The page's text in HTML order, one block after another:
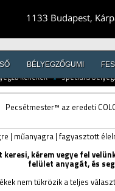
1133 Budapest,
BÉLYEGZŐGUMI
kellékek // Speciális
Pecsétmester™ az eredeti
| műanyagra | fagyasztott
kérem vegye fel
felület anyagát, és
nem tükrözik a teljes